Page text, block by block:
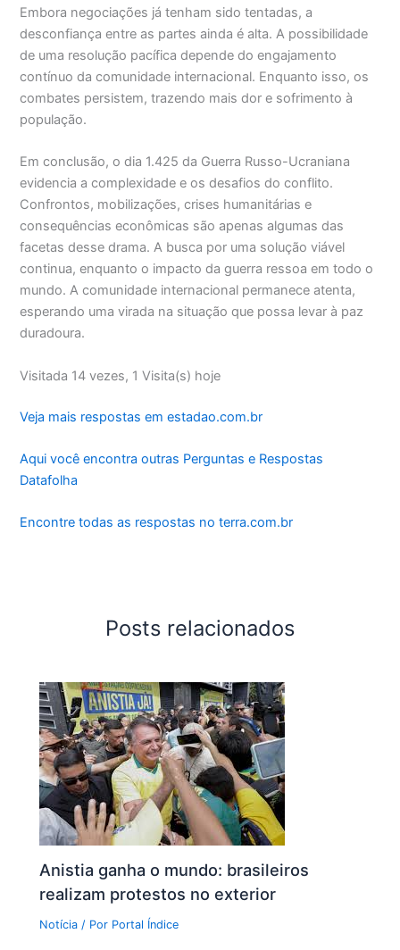
Embora negociações já tenham sido tentadas, a
desconfiança entre as partes ainda é alta. A possibilidade
de uma resolução pacífica depende do engajamento
contínuo da comunidade internacional. Enquanto isso, os
combates persistem, trazendo mais dor e sofrimento à
população.
Em conclusão, o dia 1.425 da Guerra Russo-Ucraniana
evidencia a complexidade e os desafios do conflito.
Confrontos, mobilizações, crises humanitárias e
consequências econômicas são apenas algumas das
facetas desse drama. A busca por uma solução viável
continua, enquanto o impacto da guerra ressoa em todo o
mundo. A comunidade internacional permanece atenta,
esperando uma virada na situação que possa levar à paz
duradoura.
Visitada 14 vezes, 1 Visita(s) hoje
Veja mais respostas em estadao.com.br
Aqui você encontra outras Perguntas e Respostas
Datafolha
Encontre todas as respostas no terra.com.br
Posts relacionados
Anistia ganha o mundo: brasileiros
realizam protestos no exterior
Notícia / Por Portal Índice